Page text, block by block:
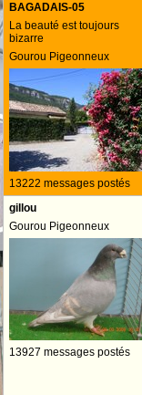
BAGADAIS-05
La beauté est toujours
bizarre
Gourou Pigeonneux
13222 messages postés
gillou
Gourou Pigeonneux
13927 messages postés